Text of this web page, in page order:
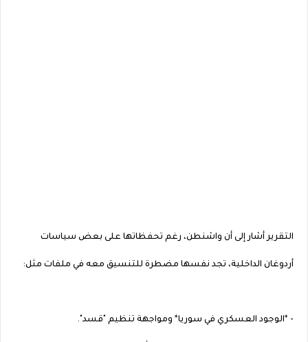
التقرير أشار إلى أن واشنطن، رغم تحفظاتها على بعض سياسات
أردوغان الداخلية، تجد نفسها مضطرة للتنسيق معه في ملفات مثل:
- *الوجود العسكري في سوريا* ومواجهة تنظيم "قسد".